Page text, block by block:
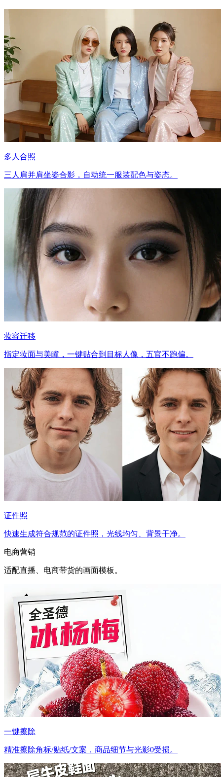
多人合照
三人肩并肩坐姿合影，自动统一服装配色与姿态。
妆容迁移
指定妆面与美瞳，一键贴合到目标人像，五官不跑偏。
证件照
快速生成符合规范的证件照，光线均匀、背景干净。
电商营销
适配直播、电商带货的画面模板。
一键擦除
精准擦除角标/贴纸/文案，商品细节与光影0受损。